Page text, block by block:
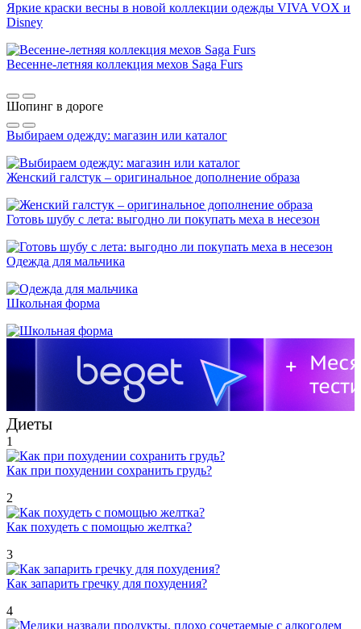
Яркие краски весны в новой коллекции одежды VIVA VOX и
Disney
Весенне-летняя коллекция мехов Saga Furs
Шопинг в дороге
Выбираем одежду: магазин или каталог
Женский галстук – оригинальное дополнение образа
Готовь шубу с лета: выгодно ли покупать меха в несезон
Одежда для мальчика
Школьная форма
Диеты
1
Как при похудении сохранить грудь?
2
Как похудеть с помощью желтка?
3
Как запарить гречку для похудения?
4